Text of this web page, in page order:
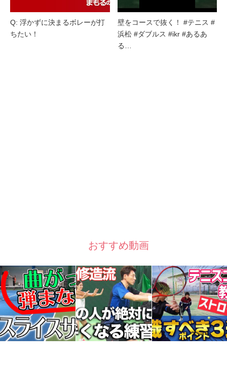
Q: 浮かずに決まるボレーが打
ちたい！
壁をコースで抜く！ #テニス #
浜松 #ダブルス #ikr #あるあ
る…
おすすめ動画